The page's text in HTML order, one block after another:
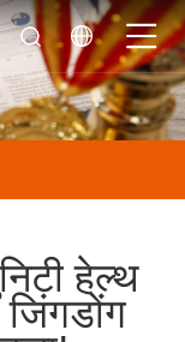
हेल्थ